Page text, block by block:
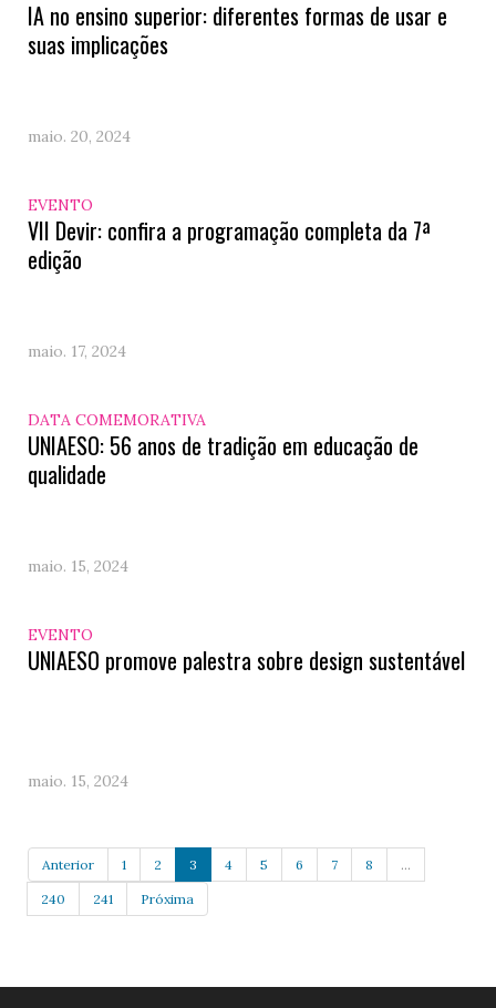
IA no ensino superior: diferentes formas de usar e
suas implicações
maio. 20, 2024
EVENTO
VII Devir: confira a programação completa da 7ª
edição
maio. 17, 2024
DATA COMEMORATIVA
UNIAESO: 56 anos de tradição em educação de
qualidade
maio. 15, 2024
EVENTO
UNIAESO promove palestra sobre design sustentável
maio. 15, 2024
Anterior 1 2 3 4 5 6 7 8 ...
240 241 Próxima